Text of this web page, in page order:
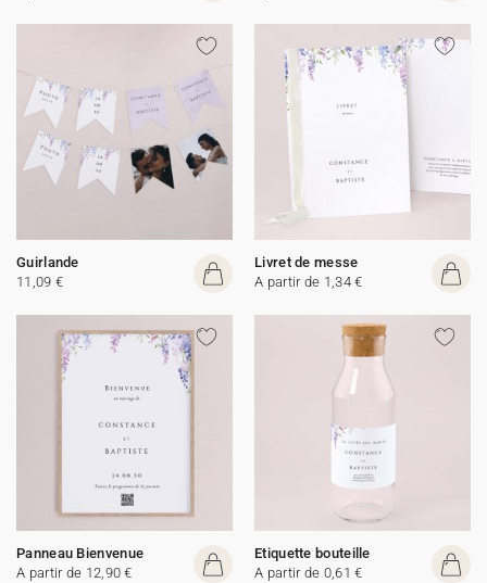
Guirlande
11,09 €
Livret de messe
A partir de 1,34 €
Panneau Bienvenue
A partir de 12,90 €
Etiquette bouteille
A partir de 0,61 €